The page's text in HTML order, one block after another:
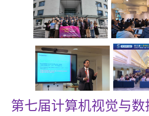
第七届计算机视觉与